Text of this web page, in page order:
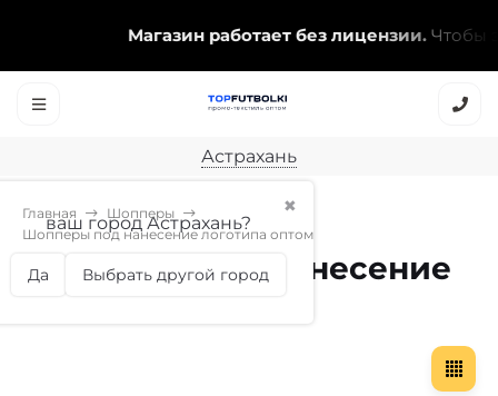
Магазин работает без лицензии.Чтобы
Астрахань
✖
ваш город Астрахань?
Да Выбрать другой город
Главная
Шопперы
Шопперы под нанесение логотипа оптом
Шопперы под нанесение
логотипа оптом